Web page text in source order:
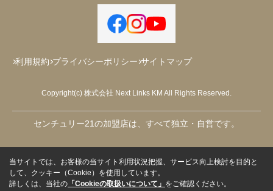
利用規約 プライバシーポリシー サイトマップ
Copyright(c) 株式会社 Next Links KM All Rights Reserved.
センチュリー21の加盟店は、すべて独立・自営です。
当サイトでは、お客様の当サイト利用状況把握、サービス向上検討を目的と
して、クッキー（Cookie）を使用しています。
詳しくは、当社の 「Cookieの取扱いについて」 をご確認ください。